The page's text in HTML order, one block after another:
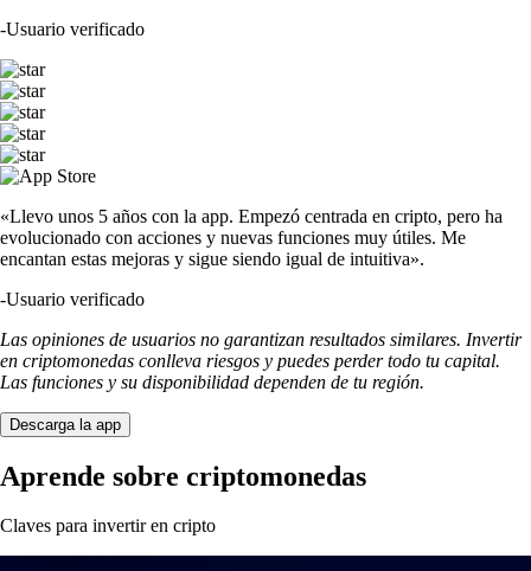
-Usuario verificado
«Llevo unos 5 años con la app. Empezó centrada en cripto, pero ha
evolucionado con acciones y nuevas funciones muy útiles. Me
encantan estas mejoras y sigue siendo igual de intuitiva».
-Usuario verificado
Las opiniones de usuarios no garantizan resultados similares. Invertir
en criptomonedas conlleva riesgos y puedes perder todo tu capital.
Las funciones y su disponibilidad dependen de tu región.
Descarga la app
Aprende sobre criptomonedas
Claves para invertir en cripto